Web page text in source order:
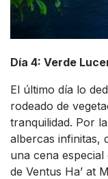
Día 4: Verde
El último día lo
rodeado de
tranquilidad. Por
albercas infinitas,
una cena especial
de Ventus Ha’ at